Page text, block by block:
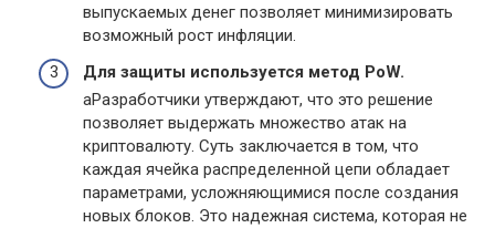
выпускаемых денег позволяет минимизировать
возможный рост инфляции.
Для защиты используется метод PoW.
аРазработчики утверждают, что это решение
позволяет выдержать множество атак на
криптовалюту. Суть заключается в том, что
каждая ячейка распределенной цепи обладает
параметрами, усложняющимися после создания
новых блоков. Это надежная система, которая не